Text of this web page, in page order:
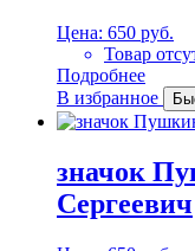
Цена: 650 руб.
Товар
Подробнее
В избранное
значок
Сергеевич